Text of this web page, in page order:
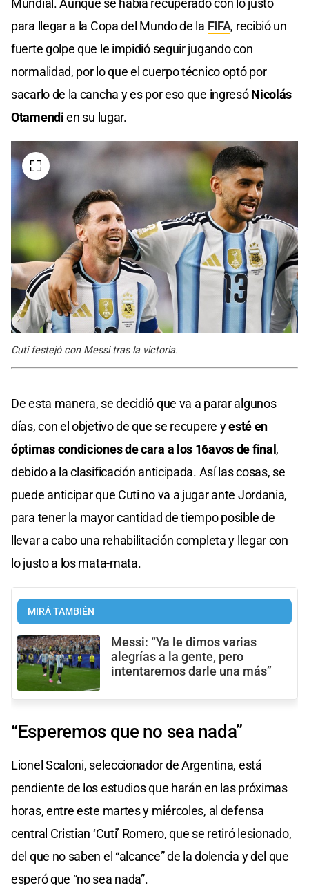
Mundial. Aunque se había recuperado con lo justo
para llegar a la Copa del Mundo de la FIFA, recibió un
fuerte golpe que le impidió seguir jugando con
normalidad, por lo que el cuerpo técnico optó por
sacarlo de la cancha y es por eso que ingresóNicolás
Otamendien su lugar.
Cuti festejó con Messi tras la victoria.
De esta manera, se decidió que va a parar algunos
días, con el objetivo de que se recupere yesté en
óptimas condiciones de cara a los 16avos de final ,
debido a la clasificación anticipada. Así las cosas, se
puede anticipar que Cuti no va a jugar ante Jordania,
para tener la mayor cantidad de tiempo posible de
llevar a cabo una rehabilitación completa y llegar con
lo justo a los mata-mata.
MIRÁ TAMBIÉN
Messi: “Ya le dimos varias
alegrías a la gente, pero
intentaremos darle una más”
“Esperemos que no sea nada”
Lionel Scaloni, seleccionador de Argentina, está
pendiente de los estudios que harán en las próximas
horas, entre este martes y miércoles, al defensa
central Cristian ‘Cuti’ Romero, que se retiró lesionado,
del que no saben el “alcance” de la dolencia y del que
esperó que “no sea nada”.